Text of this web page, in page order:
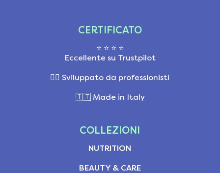
CERTIFICATO
⭐ ⭐ ⭐ ⭐
Eccellente su Trustpilot
👩‍⚕️ Sviluppato da professionisti
🇮🇹 Made in Italy
COLLEZIONI
NUTRITION
BEAUTY & CARE